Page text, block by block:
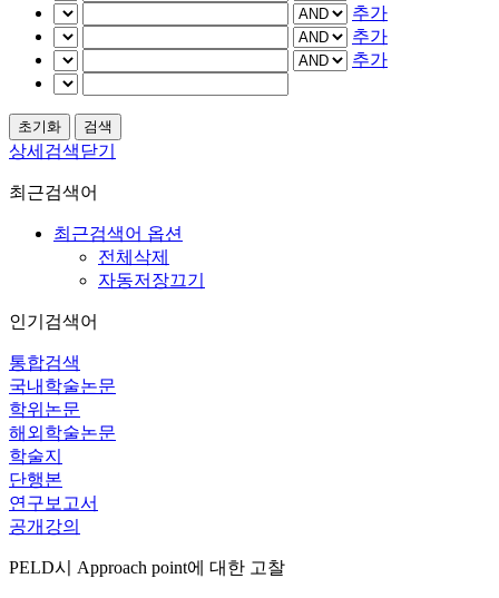
추가
추가
추가
상세검색닫기
최근검색어
최근검색어 옵션
전체삭제
자동저장끄기
인기검색어
통합검색
국내학술논문
학위논문
해외학술논문
학술지
단행본
연구보고서
공개강의
PELD시 Approach point에 대한 고찰